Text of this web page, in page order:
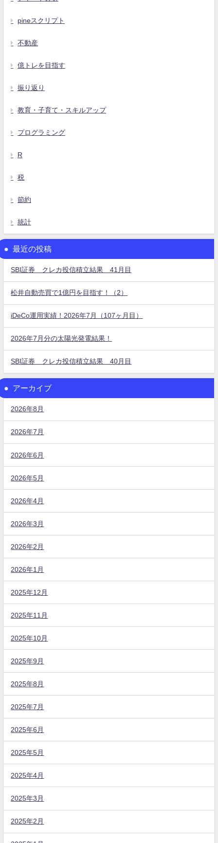
pineスクリプト
不動産
億トレを目指す
振り返り
教育・子育て・スキルアップ
プログラミング
R
税
節約
統計
最近の投稿
SBI証券 クレカ投信積立結果 41月目
松井自動売買で1億円を目指す！（2）
iDeCo運用実績！2026年7月（107ヶ月目）
2026年7月分の太陽光発電結果！
SBI証券 クレカ投信積立結果 40月目
アーカイブ
2026年8月
2026年7月
2026年6月
2026年5月
2026年4月
2026年3月
2026年2月
2026年1月
2025年12月
2025年11月
2025年10月
2025年9月
2025年8月
2025年7月
2025年6月
2025年5月
2025年4月
2025年3月
2025年2月